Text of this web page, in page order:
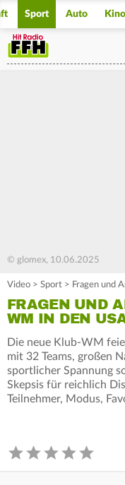
Sport Auto Kino
© glomex, 10.06.2025
Video > Sport > Fragen und
FRAGEN UND
WM IN DEN
Die neue Klub-WM
mit 32 Teams, großen
sportlicher Spannung
Skepsis für reichlich
Teilnehmer, Modus,